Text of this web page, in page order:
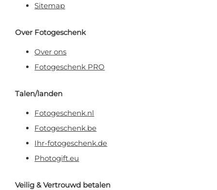
Sitemap
Over Fotogeschenk
Over ons
Fotogeschenk PRO
Talen/landen
Fotogeschenk.nl
Fotogeschenk.be
Ihr-fotogeschenk.de
Photogift.eu
Veilig & Vertrouwd betalen